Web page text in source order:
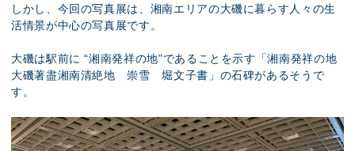
しかし、今回の写真展は、湘南エリアの大磯に暮らす人々の生
活情景が中心の写真展です。
大磯は駅前に “湘南発祥の地”であることを示す「湘南発祥の地
大磯著盡湘南清絶地 崇雪 堀文子書」の石碑があるそうで
す。